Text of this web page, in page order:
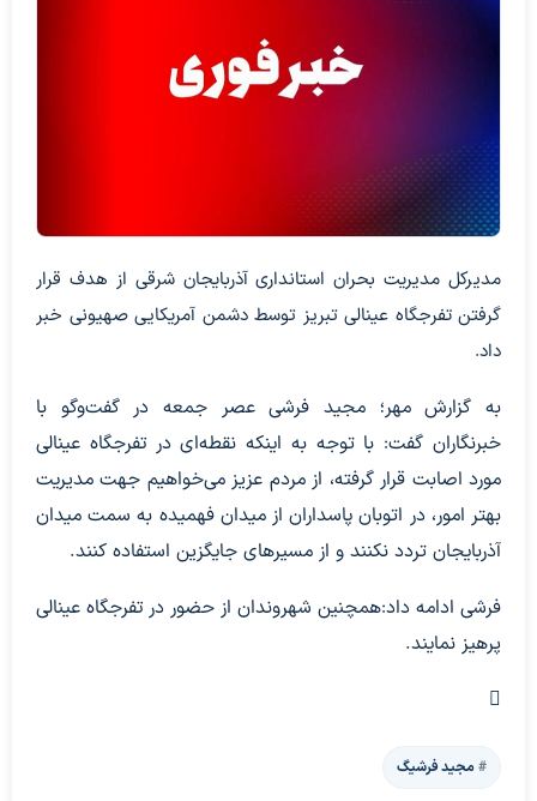
مدیرکل مدیریت بحران استانداری آذربایجان شرقی از هدف قرار
گرفتن تفرجگاه عینالی تبریز توسط دشمن آمریکایی صهیونی خبر
داد.
به گزارش مهر؛ مجید فرشی عصر جمعه در گفت‌وگو با
خبرنگاران گفت: با توجه به اینکه نقطه‌ای در تفرجگاه عینالی
مورد اصابت قرار گرفته، از مردم عزیز می‌خواهیم جهت مدیریت
بهتر امور، در اتوبان پاسداران از میدان فهمیده به سمت میدان
آذربایجان تردد نکنند و از مسیرهای جایگزین استفاده کنند.
فرشی ادامه داد:همچنین شهروندان از حضور در تفرجگاه عینالی
پرهیز نمایند.
مجید فرشیگ